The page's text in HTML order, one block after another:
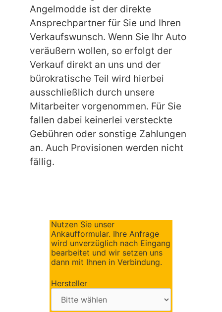
Angelmodde ist der direkte
Ansprechpartner für Sie und Ihren
Verkaufswunsch. Wenn Sie Ihr Auto
veräußern wollen, so erfolgt der
Verkauf direkt an uns und der
bürokratische Teil wird hierbei
ausschließlich durch unsere
Mitarbeiter vorgenommen. Für Sie
fallen dabei keinerlei versteckte
Gebühren oder sonstige Zahlungen
an. Auch Provisionen werden nicht
fällig.
Nutzen Sie unser
Ankaufformular. Ihre Anfrage
wird unverzüglich nach Eingang
bearbeitet und wir setzen uns
dann mit Ihnen in Verbindung.
Hersteller